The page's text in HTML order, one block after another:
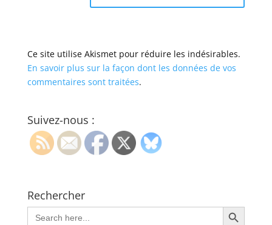
Ce site utilise Akismet pour réduire les indésirables.
En savoir plus sur la façon dont les données de vos
commentaires sont traitées.
Suivez-nous :
Rechercher
Search
for:
Search Button